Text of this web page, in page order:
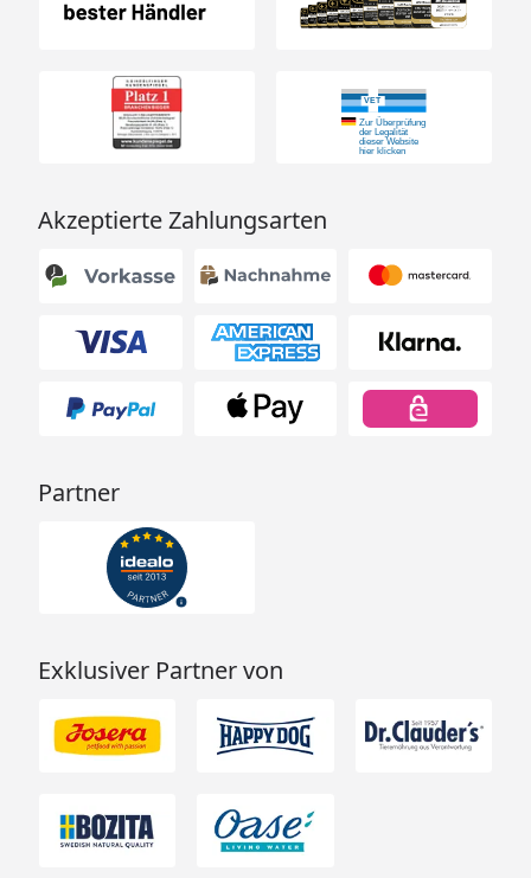
Akzeptierte Zahlungsarten
Partner
Exklusiver Partner von